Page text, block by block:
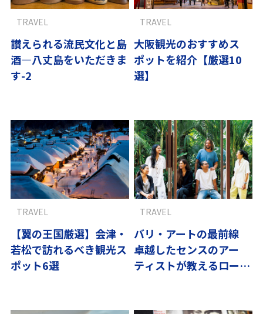
讃えられる流民文化と島
酒―八丈島をいただきま
す-2
TRAVEL
大阪観光のおすすめス
ポットを紹介【厳選10
選】
TRAVEL
【翼の王国厳選】会津・
若松で訪れるべき観光ス
ポット6選
TRAVEL
バリ・アートの最前線
卓越したセンスのアー
ティストが教えるローカ
TRAVEL